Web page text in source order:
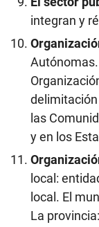
integran y
las
y en los
local:
local. El
La